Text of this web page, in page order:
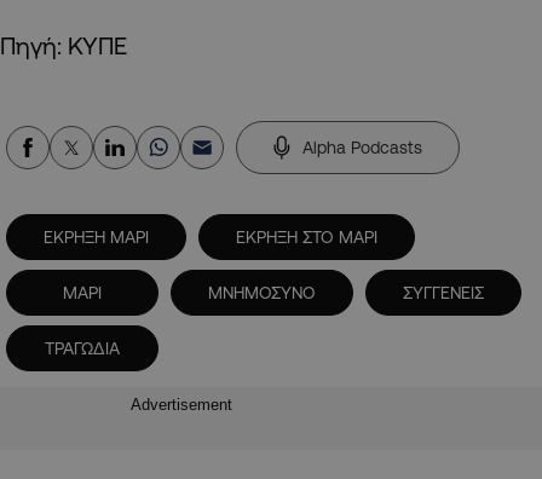
Πηγή: ΚΥΠΕ
Alpha Podcasts
ΕΚΡΗΞΗ ΜΑΡΙ ΕΚΡΗΞΗ ΣΤΟ ΜΑΡΙ
ΜΑΡΙ ΜΝΗΜΟΣΥΝΟ ΣΥΓΓΕΝΕΙΣ
ΤΡΑΓΩΔΙΑ
Advertisement